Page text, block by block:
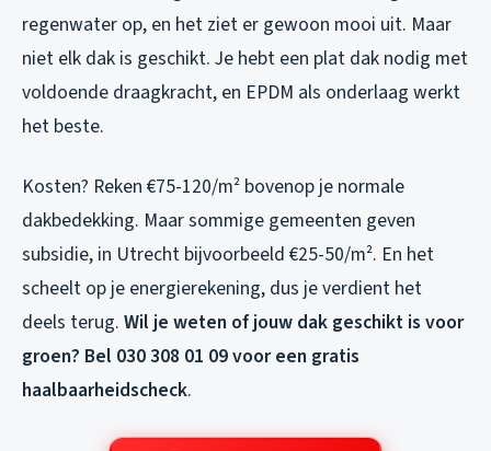
regenwater op, en het ziet er gewoon mooi uit. Maar
niet elk dak is geschikt. Je hebt een plat dak nodig met
voldoende draagkracht, en EPDM als onderlaag werkt
het beste.
Kosten? Reken €75-120/m² bovenop je normale
dakbedekking. Maar sommige gemeenten geven
subsidie, in Utrecht bijvoorbeeld €25-50/m². En het
scheelt op je energierekening, dus je verdient het
deels terug. Wil je weten of jouw dak geschikt is voor
groen? Bel 030 308 01 09 voor een gratis
haalbaarheidscheck.